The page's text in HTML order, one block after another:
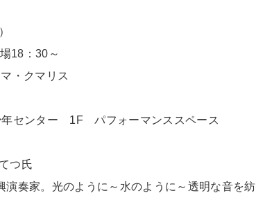
：30～
・クマリス
ンター 1F パフォーマンススペース
つ氏
演奏家。光のように～水のように～透明な音を